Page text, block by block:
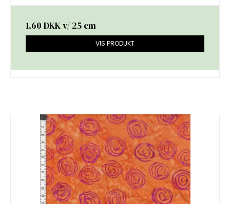
1,60 DKKv/ 25 cm
VIS PRODUKT